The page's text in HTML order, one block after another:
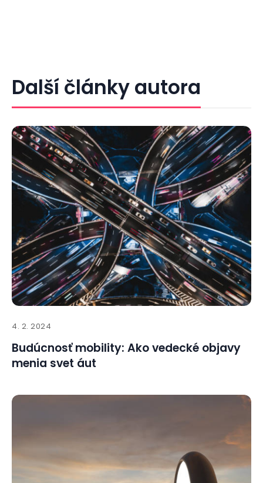
Další články autora
4. 2. 2024
Budúcnosť mobility: Ako vedecké objavy
menia svet áut